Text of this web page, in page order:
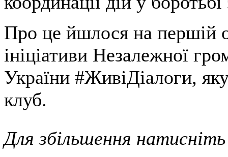
Про це йшлося на першій
ініціативи Незалежної
України #ЖивіДіалоги,
клуб.
Для збільшення